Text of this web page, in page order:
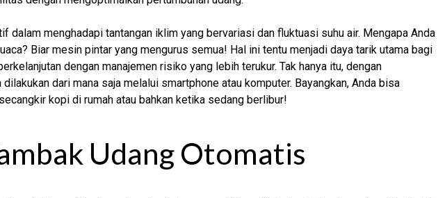
dalam menghadapi tantangan iklim yang bervariasi dan fluktuasi suhu air. Mengapa Anda
Biar mesin pintar yang mengurus semua! Hal ini tentu menjadi daya tarik utama bagi
dengan manajemen risiko yang lebih terukur. Tak hanya itu, dengan
dari mana saja melalui smartphone atau komputer. Bayangkan, Anda bisa
kopi di rumah atau bahkan ketika sedang berlibur!
Udang Otomatis